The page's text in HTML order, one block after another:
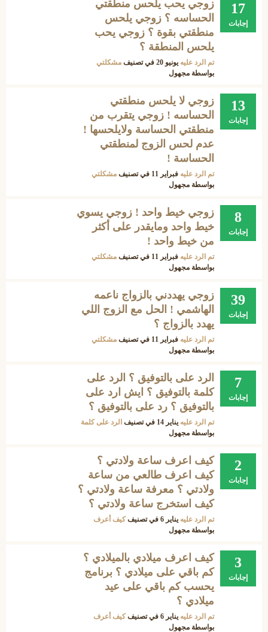
17
إجابات
زوجي يحب يلحس منطقتي
الحساسه ؟ زوجي يلحس
منطقتي بقوة ؟ زوجي يحب
يلحس المنطقة ؟
تم الرد عليه يونيو 20 في تصنيف مشكلتي
بواسطة مجهول
13
إجابات
زوجي لا يلحس منطقتي
الحساسه ! زوجي يتقرب من
منطقتي الحساسة ولايلحسها !
عدم لحس الزوج لمنطقتي
الحساسة !
تم الرد عليه فبراير 11 في تصنيف مشكلتي
بواسطة مجهول
8
إجابات
زوجي خيط واحد ! زوجي يسوي
خيط واحد ومايقدر على أكثر
من خيط واحد !
تم الرد عليه فبراير 11 في تصنيف مشكلتي
بواسطة مجهول
39
إجابات
زوجي يهددني بالزواج ناعمه
الهاشمي ! الحل مع الزوج اللي
يهدد بالزواج ؟
تم الرد عليه فبراير 11 في تصنيف مشكلتي
بواسطة مجهول
7
إجابات
الرد على بالتوفيق ؟ الرد على
كلمة بالتوفيق ؟ ايش ارد على
بالتوفيق ؟ رد على بالتوفيق ؟
تم الرد عليه يناير 14 في تصنيف الرد على كلمة
بواسطة مجهول
2
إجابات
كيف اعرف ساعة ولادتي ؟
كيف اعرف طالعي من ساعة
ولادتي ؟ معرفة ساعة ولادتي ؟
كيف استخرج ساعة ولادتي ؟
تم الرد عليه يناير 6 في تصنيفكيف أعرف
بواسطة مجهول
3
إجابات
كيف اعرف ميلادي بالميلادي ؟
كم باقي على ميلادي ؟ برنامج
يحسب كم باقي على عيد
ميلادي ؟
تم الرد عليه يناير 6 في تصنيفكيف أعرف
بواسطة مجهول